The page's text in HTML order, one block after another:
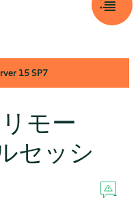
15 SP7
モー
セッシ